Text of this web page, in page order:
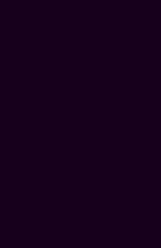
soll keine lästige
sondern ein Termin, auf
freuen kannst.
Räumlichkeiten,
die Siegener City und
Getränk gut gehen. Ganz
Routineuntersuchung bei
Eingriff ansteht: